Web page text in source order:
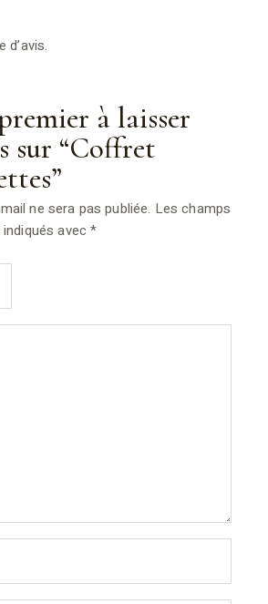
d’avis.
à laisser
sur “Coffret
ne sera pas publiée. Les champs
avec*